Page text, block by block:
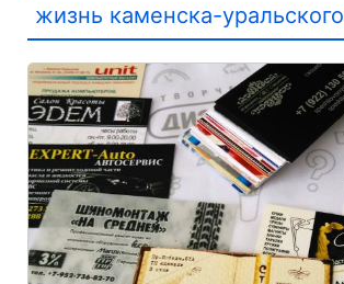
жизнь каменска-уральского